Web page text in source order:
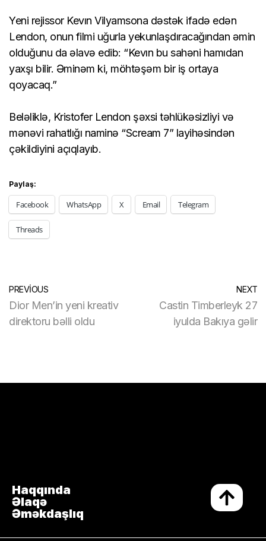
Yeni rejissor Kevın Vilyamsona dəstək ifadə edən
Lendon, onun filmi uğurla yekunlaşdıracağından əmin
olduğunu da əlavə edib: “Kevın bu sahəni hamıdan
yaxşı bilir. Əminəm ki, möhtəşəm bir iş ortaya
qoyacaq.”
Beləliklə, Kristofer Lendon şəxsi təhlükəsizliyi və
mənəvi rahatlığı naminə “Scream 7” layihəsindən
çəkildiyini açıqlayıb.
Paylaş:
Facebook WhatsApp X Email Telegram
Threads
PREVIOUS
Dior Men’in yeni kreativ
direktoru bəlli oldu
NEXT
Castin Timberleyk 27
iyulda Bakıya gəlir
Haqqında
Əlaqə
Əməkdaşlıq